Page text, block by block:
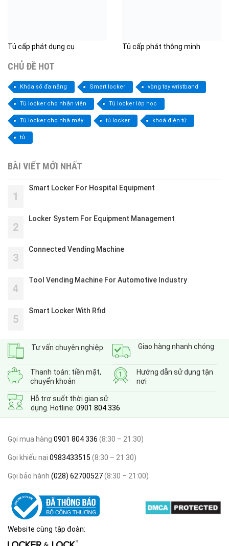
Tủ cấp phát dụng cụ Tủ cấp phát thông minh
CHỦ ĐỀ HOT
Khóa số đa năng Smart locker vòng tay wristband
Tủ locker cho nhân viên Tủ locker lớp học
Tủ locker cho nhà máy tủ locker khoá điện tử
tủ
BÀI VIẾT MỚI NHẤT
1
Smart Locker For Hospital Equipment
2
Locker System For Equipment Management
3
Connected Vending Machine
4
Tool Vending Machine For Automotive Industry
5
Smart Locker With Rfid
Tư vấn chuyên nghiệp Giao hàng nhanh chóng
Thanh toán: tiền mặt,
chuyển khoản
Hướng dẫn sử dụng tận
nơi
Hỗ trợ suốt thời gian sử
dụng. Hotline: 0901 804 336
Gọi mua hàng 0901 804 336 (8:30 – 21:30)
Gọi khiếu nại 0983433515 (8:30 – 21:30)
Gọi bảo hành (028) 62700527(8:30 – 21:00)
Website cùng tập đoàn: